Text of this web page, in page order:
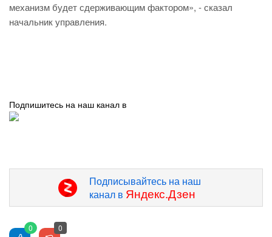
механизм будет сдерживающим фактором», - сказал
начальник управления.
Подпишитесь на наш канал в
Подписывайтесь на наш
канал в Яндекс.Дзен
0 0